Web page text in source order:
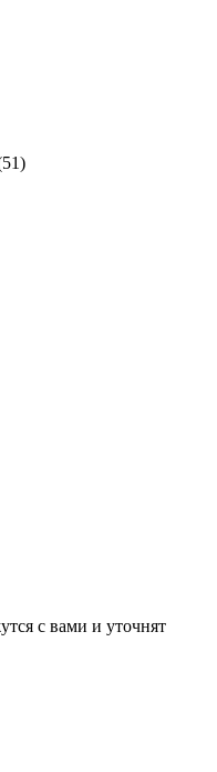
51)
с вами и уточнят